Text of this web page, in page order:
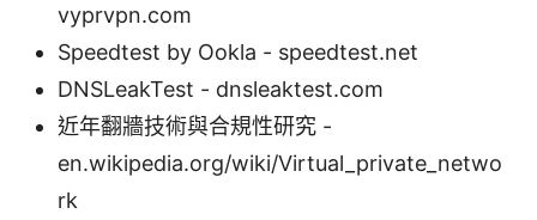
vyprvpn.com
Speedtest by Ookla - speedtest.net
DNSLeakTest - dnsleaktest.com
近年翻牆技術與合規性研究 -
en.wikipedia.org/wiki/Virtual_private_netwo
rk